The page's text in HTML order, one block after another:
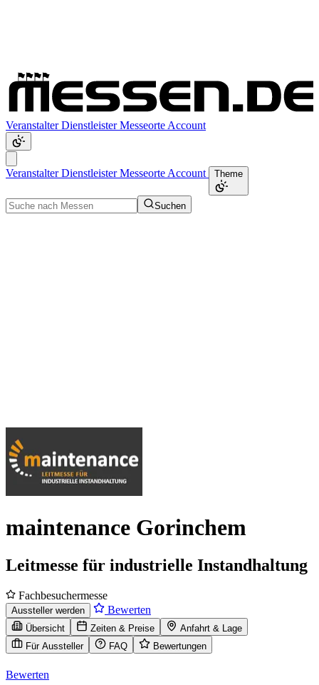
VeranstalterDienstleisterMesseorte Account
VeranstalterDienstleisterMesseorte Account Theme
Suchen
maintenance Gorinchem
Leitmesse für industrielle Instandhaltung
Fachbesuchermesse
Aussteller werden Bewerten
Übersicht Zeiten & Preise
Anfahrt & Lage
Für Aussteller
FAQ Bewertungen
Bewerten